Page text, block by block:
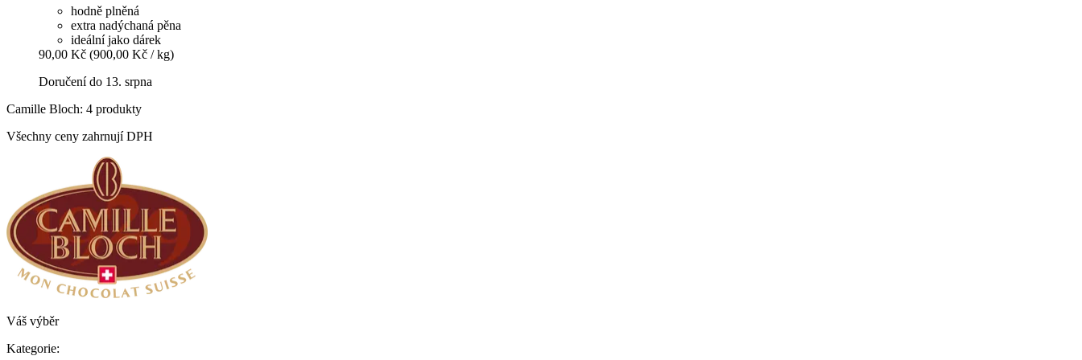
hodně plněná
extra nadýchaná pěna
ideální jako dárek
90,00 Kč (900,00 Kč / kg)
Doručení do 13. srpna
Camille Bloch: 4 produkty
Všechny ceny zahrnují DPH
Váš výběr
Kategorie: